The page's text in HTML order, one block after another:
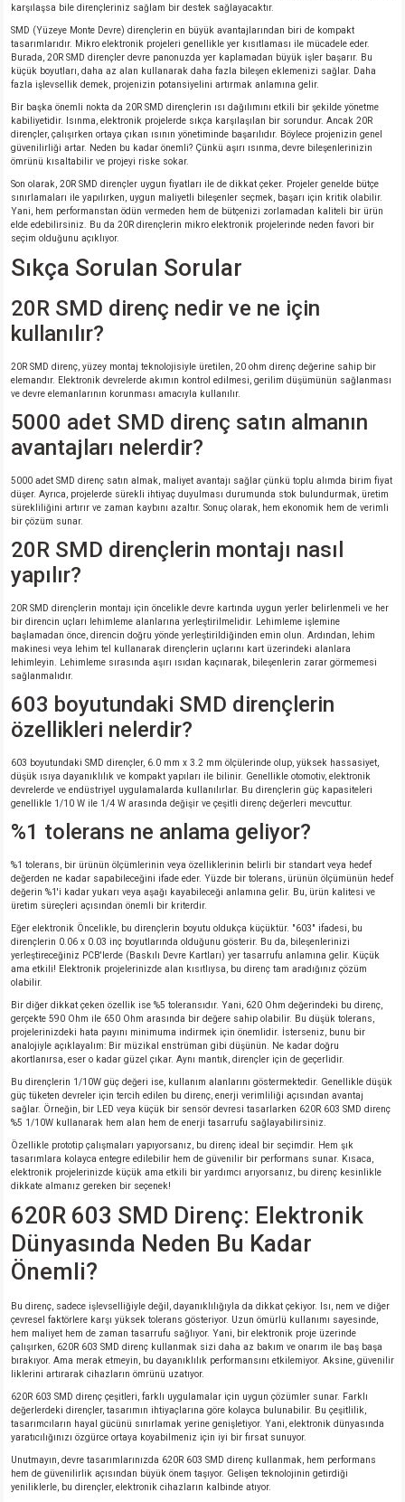
karşılaşsa bile dirençleriniz sağlam bir destek sağlayacaktır.
SMD (Yüzeye Monte Devre) dirençlerin en büyük avantajlarından biri de kompakt
tasarımlarıdır. Mikro elektronik projeleri genellikle yer kısıtlaması ile mücadele eder.
Burada, 20R SMD dirençler devre panonuzda yer kaplamadan büyük işler başarır. Bu
küçük boyutları, daha az alan kullanarak daha fazla bileşen eklemenizi sağlar. Daha
fazla işlevsellik demek, projenizin potansiyelini artırmak anlamına gelir.
Bir başka önemli nokta da 20R SMD dirençlerin ısı dağılımını etkili bir şekilde yönetme
kabiliyetidir. Isınma, elektronik projelerde sıkça karşılaşılan bir sorundur. Ancak 20R
dirençler, çalışırken ortaya çıkan ısının yönetiminde başarılıdır. Böylece projenizin genel
güvenilirliği artar. Neden bu kadar önemli? Çünkü aşırı ısınma, devre bileşenlerinizin
ömrünü kısaltabilir ve projeyi riske sokar.
Son olarak, 20R SMD dirençler uygun fiyatları ile de dikkat çeker. Projeler genelde bütçe
sınırlamaları ile yapılırken, uygun maliyetli bileşenler seçmek, başarı için kritik olabilir.
Yani, hem performanstan ödün vermeden hem de bütçenizi zorlamadan kaliteli bir ürün
elde edebilirsiniz. Bu da 20R dirençlerin mikro elektronik projelerinde neden favori bir
seçim olduğunu açıklıyor.
Sıkça Sorulan Sorular
20R SMD direnç nedir ve ne için
kullanılır?
20R SMD direnç, yüzey montaj teknolojisiyle üretilen, 20 ohm direnç değerine sahip bir
elemandır. Elektronik devrelerde akımın kontrol edilmesi, gerilim düşümünün sağlanması
ve devre elemanlarının korunması amacıyla kullanılır.
5000 adet SMD direnç satın almanın
avantajları nelerdir?
5000 adet SMD direnç satın almak, maliyet avantajı sağlar çünkü toplu alımda birim fiyat
düşer. Ayrıca, projelerde sürekli ihtiyaç duyulması durumunda stok bulundurmak, üretim
sürekliliğini artırır ve zaman kaybını azaltır. Sonuç olarak, hem ekonomik hem de verimli
bir çözüm sunar.
20R SMD dirençlerin montajı nasıl
yapılır?
20R SMD dirençlerin montajı için öncelikle devre kartında uygun yerler belirlenmeli ve her
bir direncin uçları lehimleme alanlarına yerleştirilmelidir. Lehimleme işlemine
başlamadan önce, direncin doğru yönde yerleştirildiğinden emin olun. Ardından, lehim
makinesi veya lehim tel kullanarak dirençlerin uçlarını kart üzerindeki alanlara
lehimleyin. Lehimleme sırasında aşırı ısıdan kaçınarak, bileşenlerin zarar görmemesi
sağlanmalıdır.
603 boyutundaki SMD dirençlerin
özellikleri nelerdir?
603 boyutundaki SMD dirençler, 6.0 mm x 3.2 mm ölçülerinde olup, yüksek hassasiyet,
düşük ısıya dayanıklılık ve kompakt yapıları ile bilinir. Genellikle otomotiv, elektronik
devrelerde ve endüstriyel uygulamalarda kullanılırlar. Bu dirençlerin güç kapasiteleri
genellikle 1/10 W ile 1/4 W arasında değişir ve çeşitli direnç değerleri mevcuttur.
%1 tolerans ne anlama geliyor?
%1 tolerans, bir ürünün ölçümlerinin veya özelliklerinin belirli bir standart veya hedef
değerden ne kadar sapabileceğini ifade eder. Yüzde bir tolerans, ürünün ölçümünün hedef
değerin %1'i kadar yukarı veya aşağı kayabileceği anlamına gelir. Bu, ürün kalitesi ve
üretim süreçleri açısından önemli bir kriterdir.
Eğer elektronik Öncelikle, bu dirençlerin boyutu oldukça küçüktür. "603" ifadesi, bu
dirençlerin 0.06 x 0.03 inç boyutlarında olduğunu gösterir. Bu da, bileşenlerinizi
yerleştireceğiniz PCB'lerde (Baskılı Devre Kartları) yer tasarrufu anlamına gelir. Küçük
ama etkili! Elektronik projelerinizde alan kısıtlıysa, bu direnç tam aradığınız çözüm
olabilir.
Bir diğer dikkat çeken özellik ise %5 toleransıdır. Yani, 620 Ohm değerindeki bu direnç,
gerçekte 590 Ohm ile 650 Ohm arasında bir değere sahip olabilir. Bu düşük tolerans,
projelerinizdeki hata payını minimuma indirmek için önemlidir. İsterseniz, bunu bir
analojiyle açıklayalım: Bir müzikal enstrüman gibi düşünün. Ne kadar doğru
akortlanırsa, eser o kadar güzel çıkar. Aynı mantık, dirençler için de geçerlidir.
Bu dirençlerin 1/10W güç değeri ise, kullanım alanlarını göstermektedir. Genellikle düşük
güç tüketen devreler için tercih edilen bu direnç, enerji verimliliği açısından avantaj
sağlar. Örneğin, bir LED veya küçük bir sensör devresi tasarlarken 620R 603 SMD direnç
%5 1/10W kullanarak hem alan hem de enerji tasarrufu sağlayabilirsiniz.
Özellikle prototip çalışmaları yapıyorsanız, bu direnç ideal bir seçimdir. Hem şık
tasarımlara kolayca entegre edilebilir hem de güvenilir bir performans sunar. Kısaca,
elektronik projelerinizde küçük ama etkili bir yardımcı arıyorsanız, bu direnç kesinlikle
dikkate almanız gereken bir seçenek!
620R 603 SMD Direnç: Elektronik
Dünyasında Neden Bu Kadar
Önemli?
Bu direnç, sadece işlevselliğiyle değil, dayanıklılığıyla da dikkat çekiyor. Isı, nem ve diğer
çevresel faktörlere karşı yüksek tolerans gösteriyor. Uzun ömürlü kullanımı sayesinde,
hem maliyet hem de zaman tasarrufu sağlıyor. Yani, bir elektronik proje üzerinde
çalışırken, 620R 603 SMD direnç kullanmak sizi daha az bakım ve onarım ile baş başa
bırakıyor. Ama merak etmeyin, bu dayanıklılık performansını etkilemiyor. Aksine, güvenilir
liklerini artırarak cihazların ömrünü uzatıyor.
620R 603 SMD direnç çeşitleri, farklı uygulamalar için uygun çözümler sunar. Farklı
değerlerdeki dirençler, tasarımın ihtiyaçlarına göre kolayca bulunabilir. Bu çeşitlilik,
tasarımcıların hayal gücünü sınırlamak yerine genişletiyor. Yani, elektronik dünyasında
yaratıcılığınızı özgürce ortaya koyabilmeniz için iyi bir fırsat sunuyor.
Unutmayın, devre tasarımlarınızda 620R 603 SMD direnç kullanmak, hem performans
hem de güvenilirlik açısından büyük önem taşıyor. Gelişen teknolojinin getirdiği
yeniliklerle, bu dirençler, elektronik cihazların kalbinde atıyor.